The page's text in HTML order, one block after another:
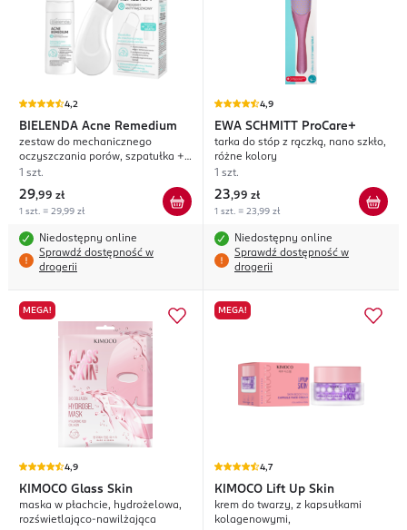
4,2
BIELENDA Acne Remedium
zestaw do mechanicznego
oczyszczania porów, szpatułka +
koncentrat 30ml
1 szt.
29,99 zł
1 szt. = 29,99 zł
Niedostępny online
Sprawdź dostępność w
drogerii
4,9
EWA SCHMITT ProCare+
tarka do stóp z rączką, nano szkło,
różne kolory
1 szt.
23,99 zł
1 szt. = 23,99 zł
Niedostępny online
Sprawdź dostępność w
drogerii
MEGA!
4,9
KIMOCO Glass Skin
maska w płachcie, hydrożelowa,
rozświetlająco-nawilżająca
MEGA!
4,7
KIMOCO Lift Up Skin
krem do twarzy, z kapsułkami
kolagenowymi,